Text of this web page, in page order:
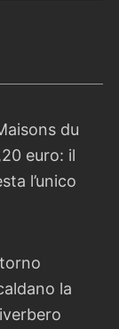
du
euro: il
l’unico
la